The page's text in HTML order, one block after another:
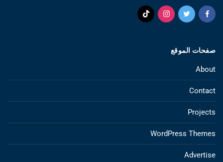
صفحات الموقع
About
Contact
Projects
WordPress Themes
Advertise